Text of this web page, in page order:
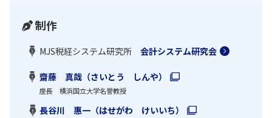
制作
MJS税経システム研究所 会計システム研究会
齋藤 真哉（さいとう しんや）
座長 横浜国立大学名誉教授
長谷川 惠一（はせがわ けいいち）